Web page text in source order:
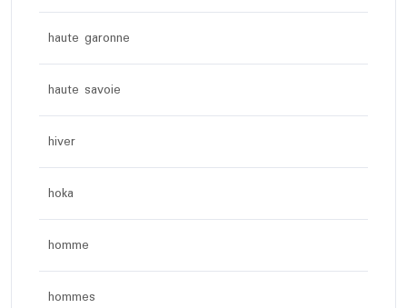
haute garonne
haute savoie
hiver
hoka
homme
hommes